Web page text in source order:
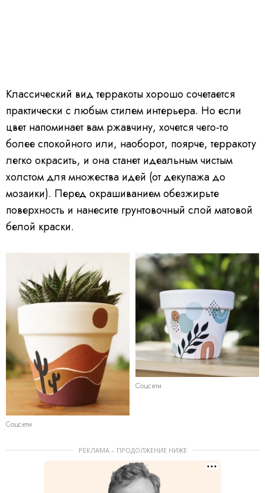
Классический вид терракоты хорошо сочетается
практически с любым стилем интерьера. Но если
цвет напоминает вам ржавчину, хочется чего-то
более спокойного или, наоборот, поярче, терракоту
легко окрасить, и она станет идеальным чистым
холстом для множества идей (от декупажа до
мозаики). Перед окрашиванием обезжирьте
поверхность и нанесите грунтовочный слой матовой
белой краски.
Соцсети
Соцсети
РЕКЛАМА – ПРОДОЛЖЕНИЕ НИЖЕ